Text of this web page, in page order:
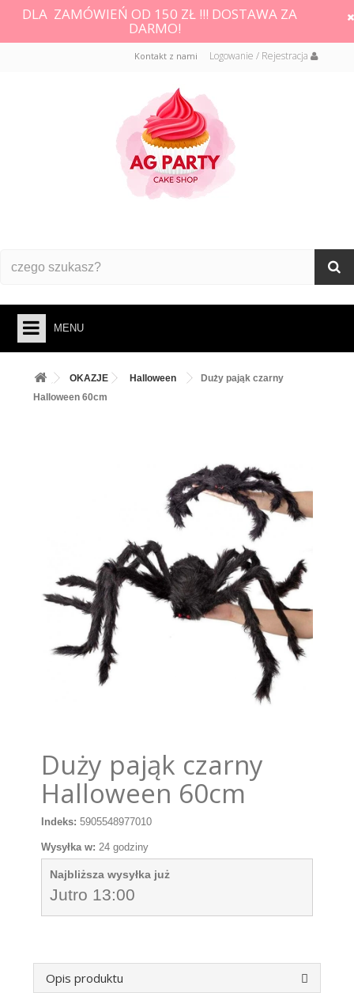
DLA ZAMÓWIEŃ OD 150 ZŁ !!! DOSTAWA ZA
DARMO!
Logowanie / Rejestracja
Kontakt z nami
MENU
PIECZENIE
PODKŁADY /PRZEKŁADKI/WSPORNIKI/BANKETÓWKI
OKAZJE Halloween
Duży pająk czarny
Halloween 60cm
Duży pająk czarny
Halloween 60cm
Indeks: 5905548977010
Wysyłka w: 24 godziny
Najbliższa wysyłka już
Jutro 13:00
Opis produktu